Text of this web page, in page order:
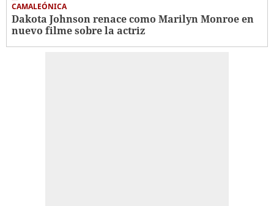
CAMALEÓNICA
Dakota Johnson renace como Marilyn Monroe en
nuevo filme sobre la actriz